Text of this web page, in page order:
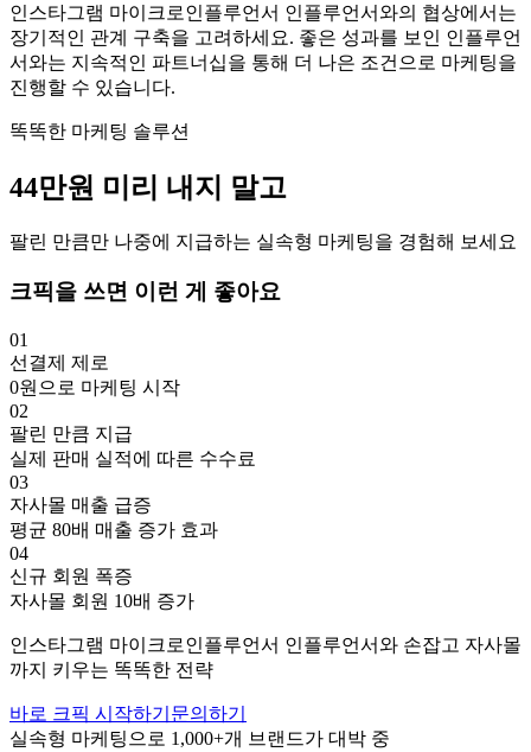
인스타그램 마이크로인플루언서 인플루언서와의 협상에서는
장기적인 관계 구축을 고려하세요. 좋은 성과를 보인 인플루언
서와는 지속적인 파트너십을 통해 더 나은 조건으로 마케팅을
진행할 수 있습니다.
똑똑한 마케팅 솔루션
44만원 미리 내지 말고
팔린 만큼만 나중에 지급하는 실속형 마케팅을 경험해 보세요
크픽을 쓰면 이런 게 좋아요
01
선결제 제로
0원으로 마케팅 시작
02
팔린 만큼 지급
실제 판매 실적에 따른 수수료
03
자사몰 매출 급증
평균 80배 매출 증가 효과
04
신규 회원 폭증
자사몰 회원 10배 증가
인스타그램 마이크로인플루언서 인플루언서와 손잡고 자사몰
까지 키우는 똑똑한 전략
바로 크픽 시작하기 문의하기
실속형 마케팅으로 1,000+개 브랜드가 대박 중